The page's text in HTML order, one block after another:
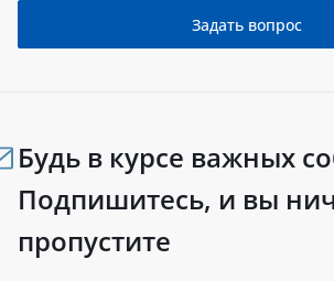
Задать вопрос
Будь в курсе важных
Подпишитесь, и вы
пропустите